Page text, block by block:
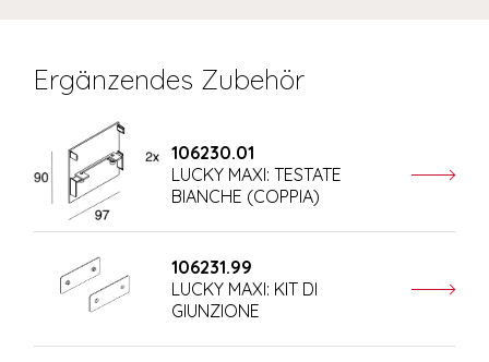
Ergänzendes Zubehör
106230.01
LUCKY MAXI: TESTATE
BIANCHE (COPPIA)
106231.99
LUCKY MAXI: KIT DI
GIUNZIONE